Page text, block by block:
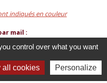
indiqués en couleur
mail :
control over what you want
all cookies Personalize